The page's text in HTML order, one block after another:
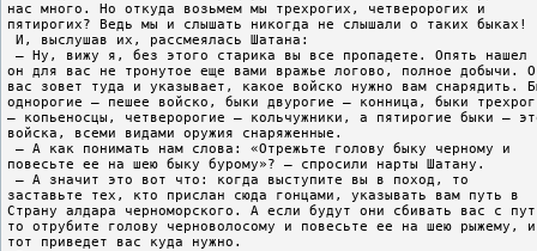
нас много. Но откуда возьмем мы трехрогих, четверорогих и
пятирогих? Ведь мы и слышать никогда не слышали о таких быках!
И, выслушав их, рассмеялась Шатана:
– Ну, вижу я, без этого старика вы все пропадете. Опять нашел
он для вас не тронутое еще вами вражье логово, полное добычи.
вас зовет туда и указывает, какое войско нужно вам снарядить.
однорогие – пешее войско, быки двурогие – конница, быки
– копьеносцы, четверорогие – кольчужники, а пятирогие быки –
войска, всеми видами оружия снаряженные.
– А как понимать нам слова: «Отрежьте голову быку черному и
повесьте ее на шею быку бурому»? – спросили нарты Шатану.
– А значит это вот что: когда выступите вы в поход, то
заставьте тех, кто прислан сюда гонцами, указывать вам путь в
Страну алдара черноморского. А если будут они сбивать вас с
то отрубите голову черноволосому и повесьте ее на шею рыжему, и
тот приведет вас куда нужно.